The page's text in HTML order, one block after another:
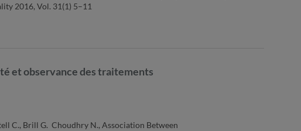
2016, Vol. 31(1) 5–11
et observance des traitements
C., Brill G. Choudhry N., Association Between